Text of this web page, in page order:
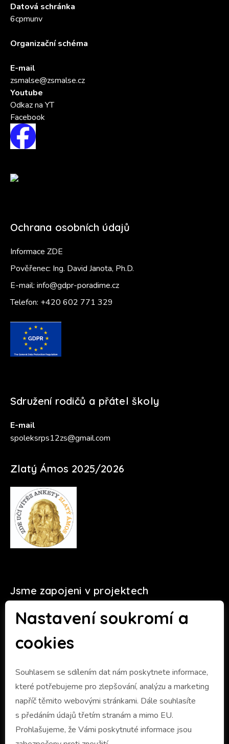
Nastavení soukromí a
cookies
Souhlasem se sdílením dat nám poskytnete informace,
které potřebujeme pro zlepšování, analýzu a marketing
napříč těmito webovými stránkami. Dále souhlasíte
s předáním údajů třetím stranám a mimo EU.
Prohlašujeme, že Vámi poskytnuté informace jsou
Datová schránka
6cpmunv
Organizační schéma
E-mail
zsmalse@zsmalse.cz
Youtube
Odkaz na YT
Facebook
Ochrana osobních údajů
Informace ZDE
Pověřenec: Ing. David Janota, Ph.D.
E-mail: info@gdpr-poradime.cz
Telefon: +420 602 771 329
Sdružení rodičů a přátel školy
E-mail
spoleksrps12zs@gmail.com
Zlatý Ámos 2025/2026
Jsme zapojeni v projektech